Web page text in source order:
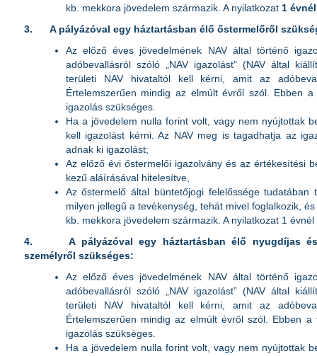
kb. mekkora jövedelem származik. A nyilatkozat 1
3. A pályázóval egy háztartásban élő őstermelőről
Az előző éves jövedelmének NAV által történő
adóbevallásról szóló „NAV igazolást” (NAV által
területi NAV hivataltól kell kérni, amit az
Értelemszerűen mindig az elmúlt évről szól. Ebben
igazolás szükséges.
Ha a jövedelem nulla forint volt, vagy nem nyújtottak
kell igazolást kérni. Az NAV meg is tagadhatja az
adnak ki igazolást;
Az előző évi őstermelői igazolvány és az értékesítési
kezű aláírásával hitelesítve,
Az őstermelő által büntetőjogi felelőssége tudatában
milyen jellegű a tevékenység, tehát mivel foglalkozik,
kb. mekkora jövedelem származik. A nyilatkozat 1
4.A pályázóval egy háztartásban élő nyugdíjas
személyről szükséges:
Az előző éves jövedelmének NAV által történő
adóbevallásról szóló „NAV igazolást” (NAV által
területi NAV hivataltól kell kérni, amit az
Értelemszerűen mindig az elmúlt évről szól. Ebben
igazolás szükséges.
Ha a jövedelem nulla forint volt, vagy nem nyújtottak